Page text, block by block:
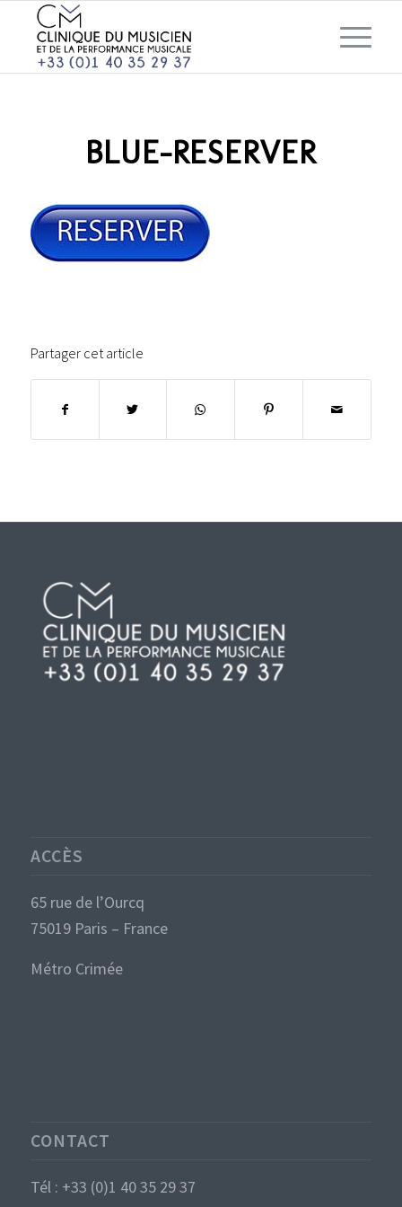
BLUE-RESERVER
Partager cet article
ACCÈS
65 rue de l’Ourcq
75019 Paris – France
Métro Crimée
CONTACT
Tél : +33 (0)1 40 35 29 37